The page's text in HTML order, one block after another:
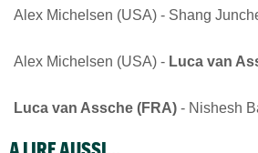
Alex Michelsen (USA) - Shang
Alex Michelsen (USA) - Luca van
Luca van Assche (FRA) - Nishesh
A LIRE AUSSI...